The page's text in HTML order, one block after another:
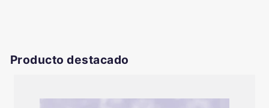
Producto destacado